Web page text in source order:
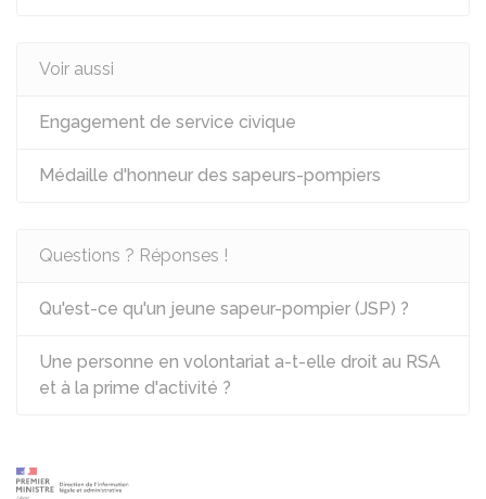
Voir aussi
Engagement de service civique
Médaille d'honneur des sapeurs-pompiers
Questions ? Réponses !
Qu'est-ce qu'un jeune sapeur-pompier (JSP) ?
Une personne en volontariat a-t-elle droit au RSA
et à la prime d'activité ?